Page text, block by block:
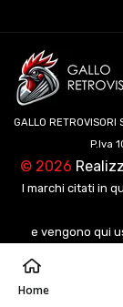
Home
GALLO RETROVISORI
P.Iva
© 2026
I marchi citati in
e vengono qui